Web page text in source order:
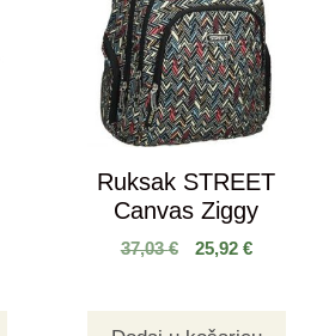
Ruksak STREET
Canvas Ziggy
37,03€ 25,92 €